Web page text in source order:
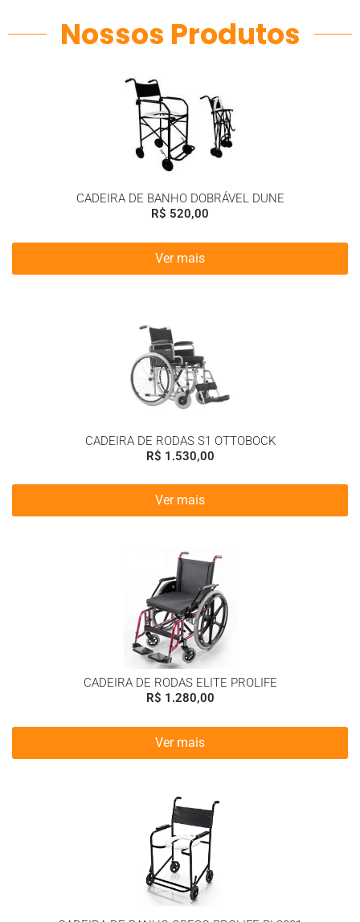
Nossos Produtos
CADEIRA DE BANHO DOBRÁVEL DUNE
R$ 520,00
Ver mais
CADEIRA DE RODAS S1 OTTOBOCK
R$ 1.530,00
Ver mais
CADEIRA DE RODAS ELITE PROLIFE
R$ 1.280,00
Ver mais